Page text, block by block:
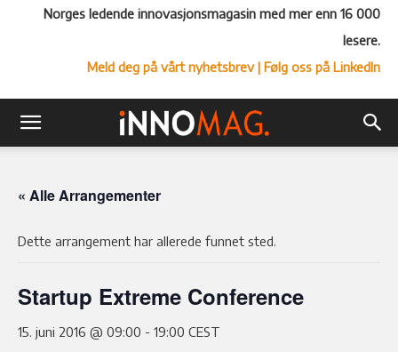
Norges ledende innovasjonsmagasin med mer enn 16 000
lesere.
Meld deg på vårt nyhetsbrev| Følg oss på LinkedIn
« Alle Arrangementer
Dette arrangement har allerede funnet sted.
Startup Extreme Conference
15. juni 2016 @ 09:00 - 19:00 CEST